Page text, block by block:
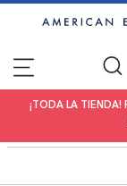
¡TODA LA